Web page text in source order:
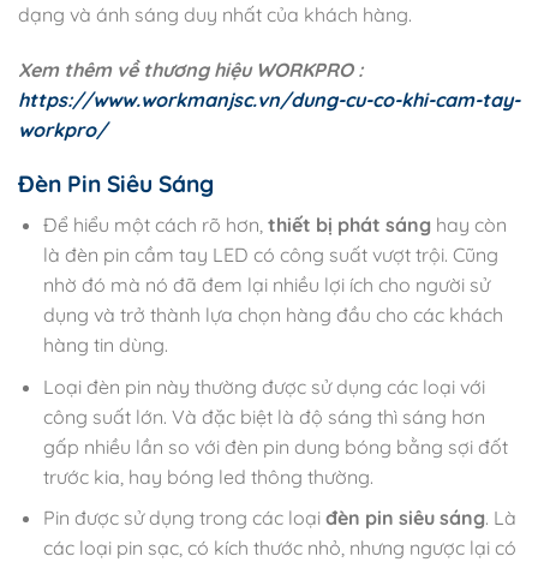
dạng và ánh sáng duy nhất của khách hàng.
Xem thêm về thương hiệu WORKPRO :
https://www.workmanjsc.vn/dung-cu-co-khi-cam-tay-
workpro/
Đèn Pin Siêu Sáng
Để hiểu một cách rõ hơn, thiết bị phát sánghay còn
là đèn pin cầm tay LED có công suất vượt trội. Cũng
nhờ đó mà nó đã đem lại nhiều lợi ích cho người sử
dụng và trở thành lựa chọn hàng đầu cho các khách
hàng tin dùng.
Loại đèn pin này thường được sử dụng các loại với
công suất lớn. Và đặc biệt là độ sáng thì sáng hơn
gấp nhiều lần so với đèn pin dung bóng bằng sợi đốt
trước kia, hay bóng led thông thường.
Pin được sử dụng trong các loại đèn pin siêu sáng. Là
các loại pin sạc, có kích thước nhỏ, nhưng ngược lại có